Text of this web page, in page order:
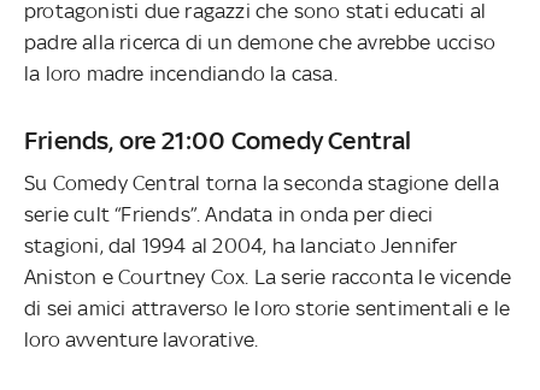
protagonisti due ragazzi che sono stati educati al
padre alla ricerca di un demone che avrebbe ucciso
la loro madre incendiando la casa.
Friends, ore 21:00 Comedy Central
Su Comedy Central torna la seconda stagione della
serie cult “Friends”. Andata in onda per dieci
stagioni, dal 1994 al 2004, ha lanciato Jennifer
Aniston e Courtney Cox. La serie racconta le vicende
di sei amici attraverso le loro storie sentimentali e le
loro avventure lavorative.